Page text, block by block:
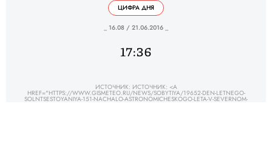
ЦИФРА ДНЯ
_ 16.08 / 21.06.2016 _
17:36
ИСТОЧНИК: ИСТОЧНИК: <A
HREF="HTTPS://WWW.GISMETEO.RU/NEWS/SOBYTIYA/19652-DEN-LETNEGO-
SOLNTSESTOYANIYA-151-NACHALO-ASTRONOMICHESKOGO-LETA-V-SEVERNOM-